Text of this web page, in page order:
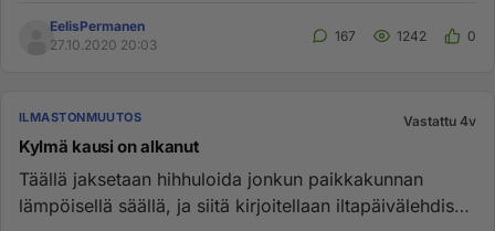
EelisPermanen
27.10.2020 20:03
167 1242 0
ILMASTONMUUTOS Vastattu 4v
Kylmä kausi on alkanut
Täällä jaksetaan hihhuloida jonkun paikkakunnan
lämpöisellä säällä, ja siitä kirjoitellaan iltapäivälehdissä